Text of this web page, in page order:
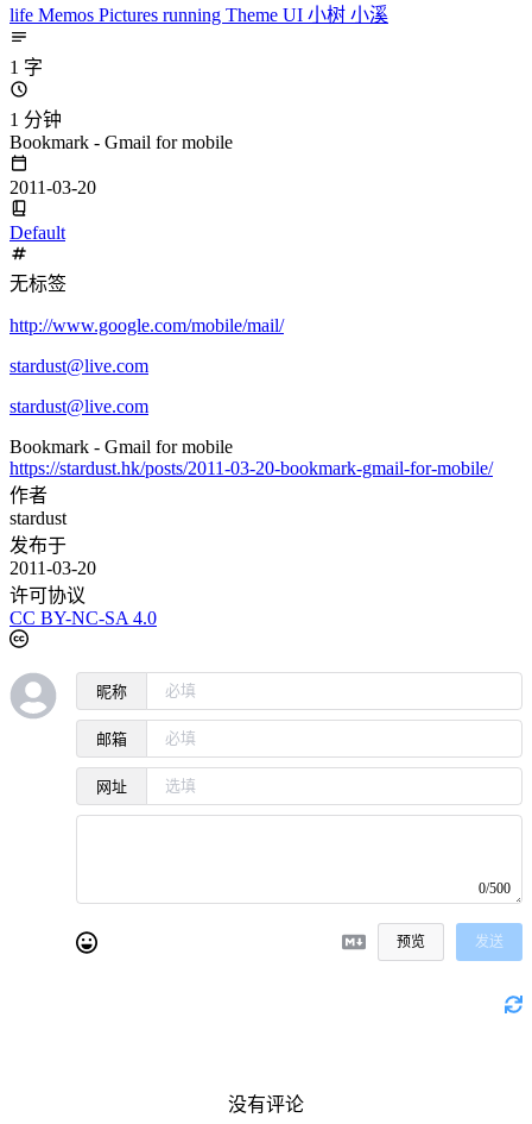
life Memos Pictures running Theme UI 小树 小溪
1 字
1 分钟
Bookmark - Gmail for mobile
2011-03-20
Default
无标签
http://www.google.com/mobile/mail/
stardust@live.com
stardust@live.com
Bookmark - Gmail for mobile
https://stardust.hk/posts/2011-03-20-bookmark-gmail-for-mobile/
作者
stardust
发布于
2011-03-20
许可协议
CC BY-NC-SA 4.0
昵称
邮箱
网址
0/500
预览 发送
没有评论